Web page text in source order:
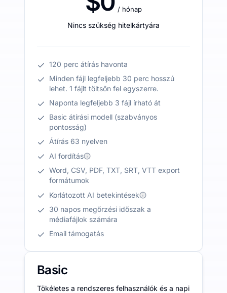
/ hónap
Nincs szükség hitelkártyára
120 perc átírás havonta
Minden fájl legfeljebb 30 perc hosszú
lehet. 1 fájlt töltsön fel egyszerre.
Naponta legfeljebb 3 fájl írható át
Basic átírási modell (szabványos
pontosság)
Átírás 63 nyelven
AI fordítás
Word, CSV, PDF, TXT, SRT, VTT export
formátumok
Korlátozott AI betekintések
30 napos megőrzési időszak a
médiafájlok számára
Email támogatás
Basic
Tökéletes a rendszeres felhasználók és a napi